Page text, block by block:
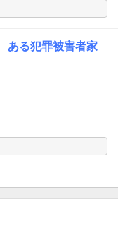
ある犯罪被害者家